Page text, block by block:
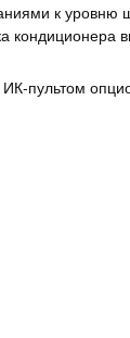
к уровню
кондиционера
пультом